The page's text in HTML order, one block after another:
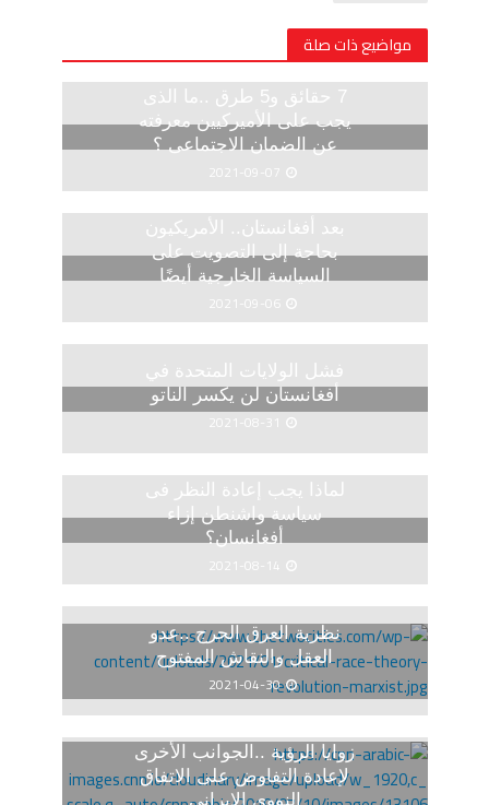
مواضيع ذات صلة
7 حقائق و5 طرق ..ما الذى
يجب على الأميركيين معرفته
عن الضمان الاجتماعى ؟
2021-09-07
بعد أفغانستان.. الأمريكيون
بحاجة إلى التصويت على
السياسة الخارجية أيضًا
2021-09-06
فشل الولايات المتحدة في
أفغانستان لن يكسر الناتو
2021-08-31
لماذا يجب إعادة النظر فى
سياسة واشنطن إزاء
أفغانسان؟
2021-08-14
نظرية العرق الحرج ..عدو
العقل والنقاش المفتوح
2021-04-30
زوايا الرؤية ..الجوانب الأخرى
لإعادة التفاوض على الاتفاق
النووي الإيراني